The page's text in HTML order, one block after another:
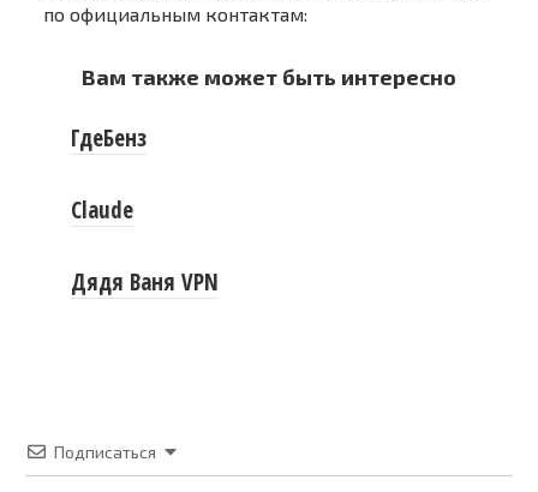
по официальным контактам:
Вам также может быть интересно
ГдеБенз
Claude
Дядя Ваня VPN
Подписаться